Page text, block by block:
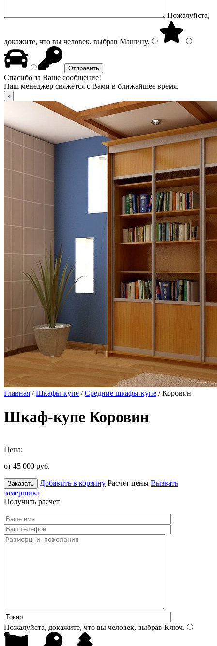
Пожалуйста,
докажите, что вы человек, выбрав Машину.
Спасибо за Ваше сообщение!
Наш менеджер свяжется с Вами в ближайшее время.
Главная /Шкафы-купе /Средние шкафы-купе / Коровин
Шкаф-купе Коровин
Цена:
от 45 000 руб.
Заказать Добавить в корзину Расчет цены Вызвать
замерщика
Получить расчет
Пожалуйста, докажите, что вы человек, выбрав Ключ.